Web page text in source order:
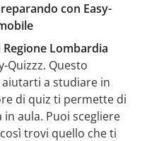
con Easy-
Regione Lombardia
Quizzz. Questo
a studiare in
di quiz ti permette di
aula. Puoi scegliere
trovi quello che ti